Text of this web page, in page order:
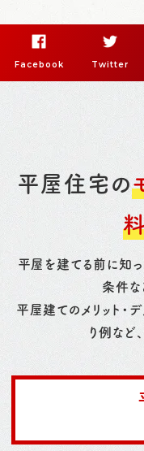
Facebook Twitter
平屋住宅の
平屋を建てる前に知
条件な
平屋建てのメリット・
り例など